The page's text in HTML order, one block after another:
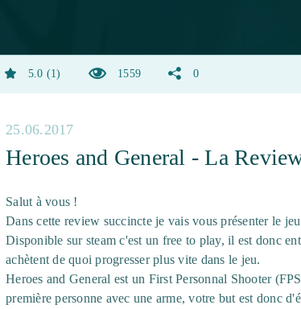
5.0 1 1559 0
25.06.2017
Heroes and General - La
Salut à vous !
Dans cette review succincte je vais vous présenter le
Disponible sur steam c'est un free to play, il est donc
achètent de quoi progresser plus vite dans le jeu.
Heroes and General est un First Personnal Shooter
première personne avec une arme, votre but est donc